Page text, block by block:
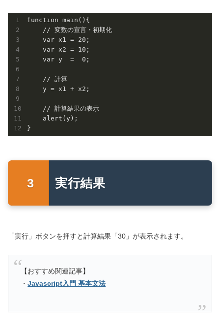
function main(){
    // 変数の宣言・初期化
    var x1 = 20;
    var x2 = 10;
    var y  =  0;
    // 計算
    y = x1 + x2;
    // 計算結果の表示
    alert(y);
実行結果
「実行」ボタンを押すと計算結果「30」が表示されます。
【おすすめ関連記事】
・Javascript入門 基本文法